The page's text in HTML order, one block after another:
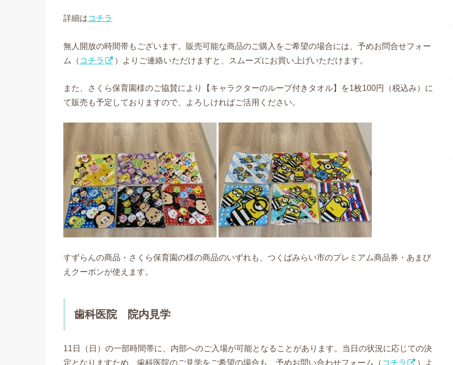
詳細はコチラ
無人開放の時間帯もございます。販売可能な商品のご購入をご希望の場合には、予めお問合せフォー
ム（ コチラ ）よりご連絡いただけますと、スムーズにお買い上げいただけます。
また、さくら保育園様のご協賛により【キャラクターのループ付きタオル】を1枚100円（税込み）に
て販売も予定しておりますので、よろしければご活用ください。
すずらんの商品・さくら保育園の様の商品のいずれも、つくばみらい市のプレミアム商品券・あまび
えクーポンが使えます。
歯科医院 院内見学
11日（日）の一部時間帯に、内部へのご入場が可能となることがあります。当日の状況に応じての決
定となりますため、歯科医院のご見学をご希望の場合も、予めお問い合わせフォーム（ コチラ
）よ